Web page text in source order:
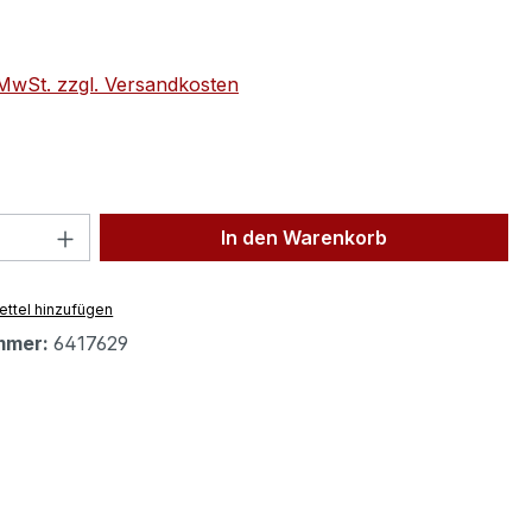
zzgl. Versandkosten
Anzahl: Gib den gewünschten Wert
In den Warenkorb
hinzufügen
6417629